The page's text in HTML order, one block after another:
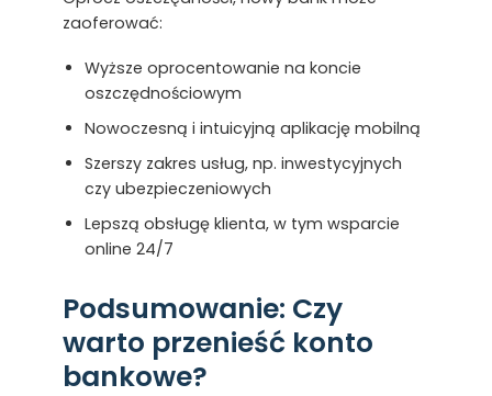
zaoferować:
Wyższe oprocentowanie na koncie
oszczędnościowym
Nowoczesną i intuicyjną aplikację mobilną
Szerszy zakres usług, np. inwestycyjnych
czy ubezpieczeniowych
Lepszą obsługę klienta, w tym wsparcie
online 24/7
Podsumowanie: Czy
warto przenieść konto
bankowe?